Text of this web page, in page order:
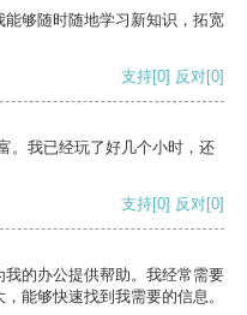
够随时随地学习新知识，拓宽
支持[0] 反对[0]
。我已经玩了好几个小时，还
支持[0] 反对[0]
的办公提供帮助。我经常需要
能够快速找到我需要的信息。